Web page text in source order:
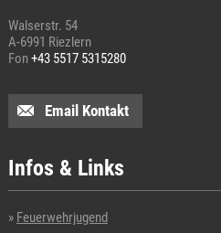
Walserstr. 54
A-6991 Riezlern
Fon+43 5517 5315280
Email Kontakt
Infos & Links
Feuerwehrjugend